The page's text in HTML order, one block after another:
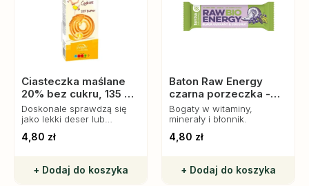
Ciasteczka maślane
20% bez cukru, 135 g,
Bogutti
Doskonale sprawdzą się
jako lekki deser lub
4,80 zł
+ Dodaj do koszyka
Baton Raw Energy
czarna porzeczka -
kokos bez glutenu
Bio, 50 g, Bombus
Bogaty w witaminy,
minerały i błonnik.
4,80 zł
+ Dodaj do koszyka